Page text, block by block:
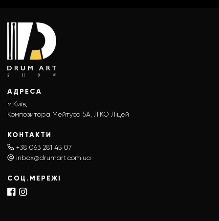
АДРЕСА
м.Київ,
Композитора Мейтуса 5А, ЛІКО Ліцей
КОНТАКТИ
+38 063 281 45 07
inbox@drumart.com.ua
СОЦ.МЕРЕЖІ